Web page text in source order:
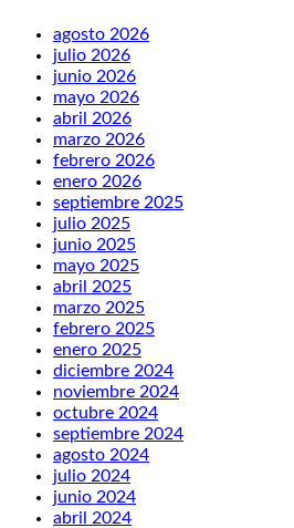
agosto 2026
julio 2026
junio 2026
mayo 2026
abril 2026
marzo 2026
febrero 2026
enero 2026
septiembre 2025
julio 2025
junio 2025
mayo 2025
abril 2025
marzo 2025
febrero 2025
enero 2025
diciembre 2024
noviembre 2024
octubre 2024
septiembre 2024
agosto 2024
julio 2024
junio 2024
abril 2024